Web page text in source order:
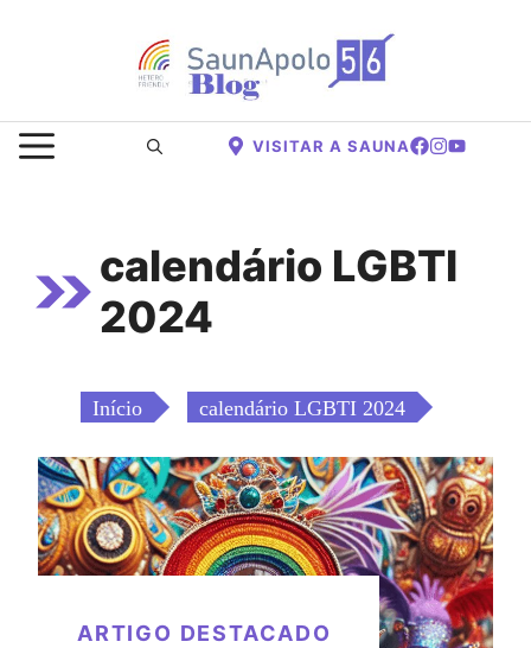
conteúdo
MENU VISITAR A SAUNA
calendário LGBTI
2024
Início calendário LGBTI 2024
ARTIGO DESTACADO